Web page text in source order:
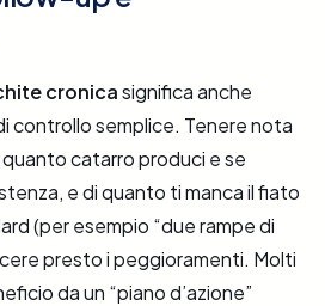
cronicasignifica anche
controllo semplice. Tenere nota
catarro produci e se
e di quanto ti manca il fiato
(per esempio “due rampe di
presto i peggioramenti. Molti
da un “piano d’azione”